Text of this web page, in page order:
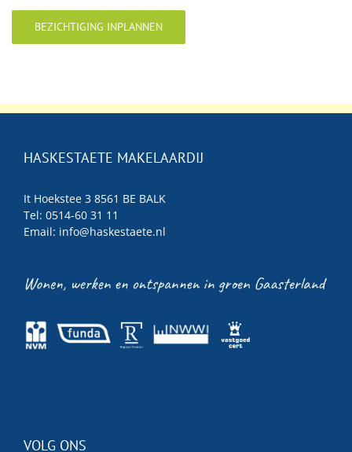
BEZICHTIGING INPLANNEN
HASKESTAETE MAKELAARDIJ
It Hoekstee 3 8561 BE BALK
Tel: 0514-60 31 11
Email: info@haskestaete.nl
VOLG ONS